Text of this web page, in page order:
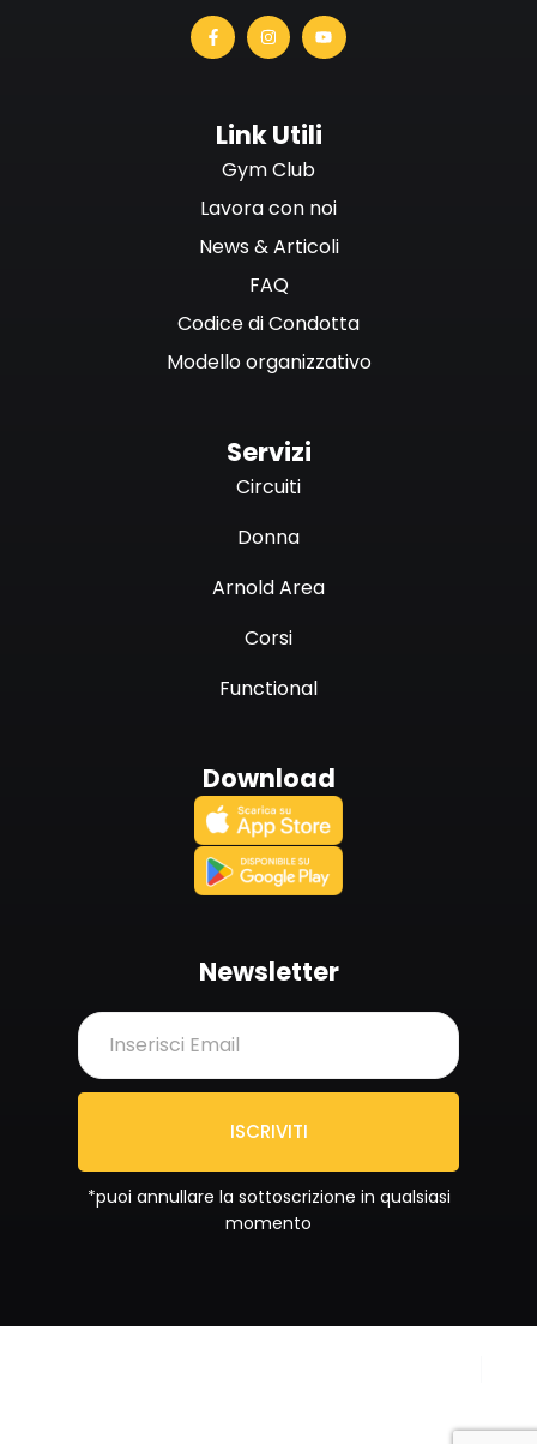
Link Utili
Gym Club
Lavora con noi
News & Articoli
FAQ
Codice di Condotta
Modello organizzativo
Servizi
Circuiti
Donna
Arnold Area
Corsi
Functional
Download
Newsletter
ISCRIVITI
*puoi annullare la sottoscrizione in qualsiasi
momento